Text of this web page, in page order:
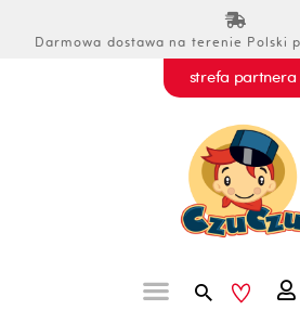
Darmowa dostawa na terenie Polski
strefa partnera
Szukaj